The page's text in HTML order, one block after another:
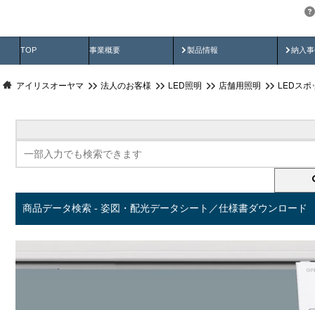
TOP 事業概要 製品情報
製品動画 納入
納
アイリスオーヤマ 法人のお客様 LED照明 店舗用照明 LEDスポ
商品データ検索 - 姿図・配光データシート／仕様書ダウンロード